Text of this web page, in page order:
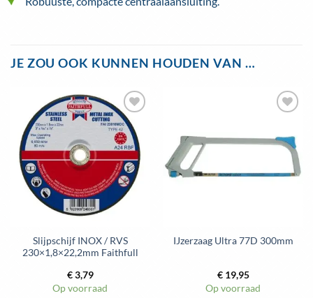
JE ZOU OOK KUNNEN HOUDEN VAN …
Slijpschijf INOX / RVS
230×1,8×22,2mm Faithfull
€3,79
Op voorraad
IJzerzaag Ultra 77D 300mm
€19,95
Op voorraad